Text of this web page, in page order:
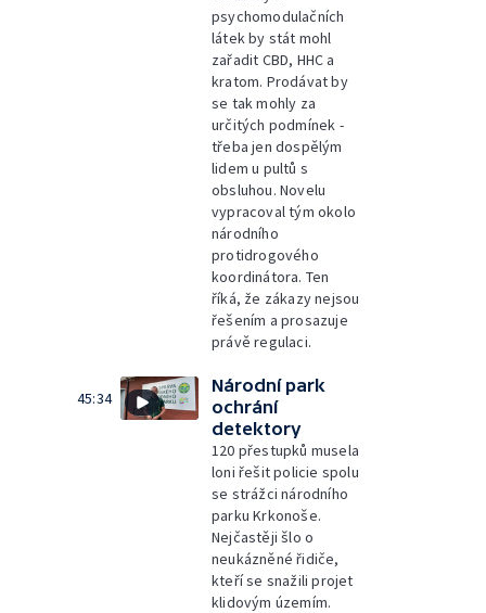
psychomodulačních
látek by stát mohl
zařadit CBD, HHC a
kratom. Prodávat by
se tak mohly za
určitých podmínek -
třeba jen dospělým
lidem u pultů s
obsluhou. Novelu
vypracoval tým okolo
národního
protidrogového
koordinátora. Ten
říká, že zákazy nejsou
řešením a prosazuje
právě regulaci.
45:34
Národní park
ochrání
detektory
120 přestupků musela
loni řešit policie spolu
se strážci národního
parku Krkonoše.
Nejčastěji šlo o
neukázněné řidiče,
kteří se snažili projet
klidovým územím.